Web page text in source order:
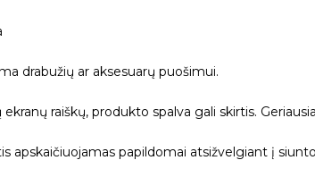
drabužių ar aksesuarų puošimui.
ekranų raiškų, produkto spalva gali skirtis.
apskaičiuojamas papildomai atsižvelgiant į